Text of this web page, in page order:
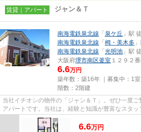
賃貸｜アパート ジャン＆Ｔ
南海電鉄泉北線 「 泉ケ丘 」駅
南海電鉄泉北線 「 栂・美木多
南海電鉄泉北線 「 光明池 」駅
大阪府堺市南区釜室 １２９２
6.6万円
築年数：築16年 ｜募集中： 1室
階数：2階建
当社イチオシの物件の「ジャン＆Ｔ」。ぜひ一度
アパートです。当社は、経験と知識が豊富なスタ
南区や南海電鉄泉北線泉ケ丘...
6.6万円